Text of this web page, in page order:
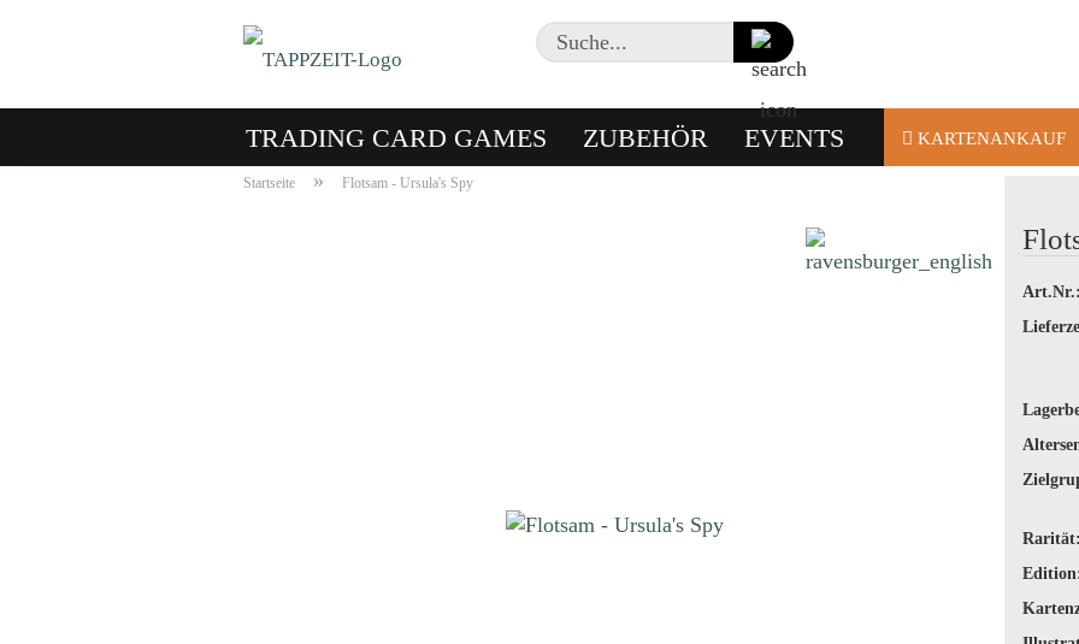
Suche...
TRADING CARD GAMES ZUBEHÖR EVENTS KARTENANKAUF
Startseite » Flotsam - Ursula's Spy
Art.Nr.:
Rarität: